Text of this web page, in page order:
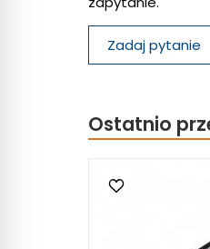
Zadaj pytanie
Ostatnio